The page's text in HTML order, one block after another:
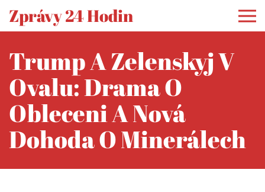
Zprávy 24 Hodin
Trump A Zelenskyj V
Ovalu: Drama O
Obleceni A Nová
Dohoda O Minerálech